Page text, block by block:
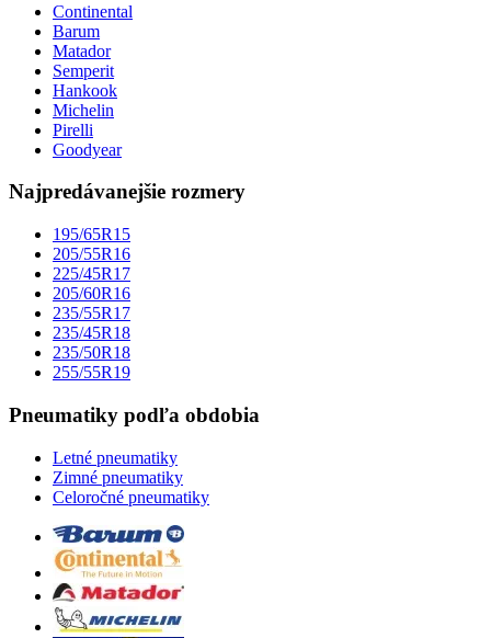
Continental
Barum
Matador
Semperit
Hankook
Michelin
Pirelli
Goodyear
Najpredávanejšie rozmery
195/65R15
205/55R16
225/45R17
205/60R16
235/55R17
235/45R18
235/50R18
255/55R19
Pneumatiky podľa obdobia
Letné pneumatiky
Zimné pneumatiky
Celoročné pneumatiky